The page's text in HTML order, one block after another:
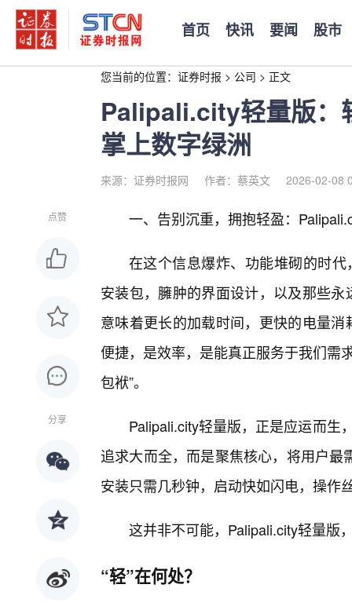
首页 快讯 要闻 股市
您当前的位置： 证券时报 > 公司 > 正文
Palipali.city轻量版：
掌上数字绿洲
来源：证券时报网 作者：蔡英文 2026-02-08
点赞
分享
一、告别沉重，拥抱轻盈：
在这个信息爆炸、功能堆砌的时
安装包，臃肿的界面设计，以及那些
意味着更长的加载时间，更快的电量
便捷，是效率，是能真正服务于我们需
包袱”。
Palipali.city轻量版，正是应运而生
追求大而全，而是聚焦核心，将用户
安装只需几秒钟，启动快如闪电，操作
这并非不可能，Palipali.city轻量版
“轻”在何处？